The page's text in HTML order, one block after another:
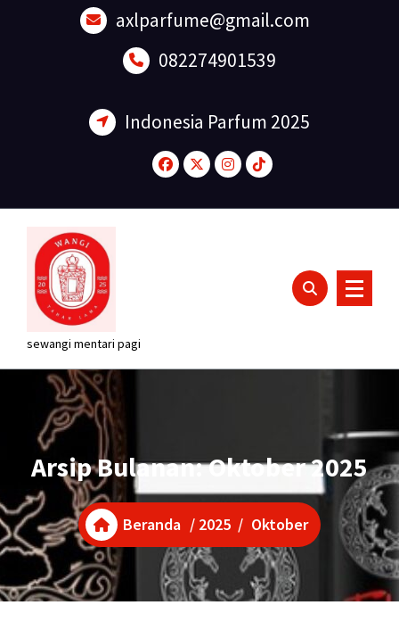
axlparfume@gmail.com
082274901539
Indonesia Parfum 2025
sewangi mentari pagi
Arsip Bulanan: Oktober 2025
Beranda / 2025/ Oktober